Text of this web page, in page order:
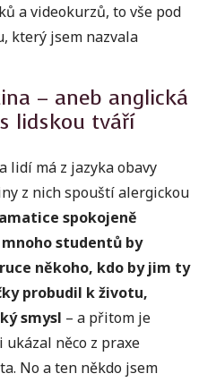
a videokurzů, to vše pod
který jsem nazvala
– aneb anglická
lidskou tváří
lidí má z jazyka obavy
z nich spouští alergickou
spokojeně
mnoho studentů by
někoho, kdo by jim ty
probudil k životu,
smysl – a přitom je
něco z praxe
No a ten někdo jsem